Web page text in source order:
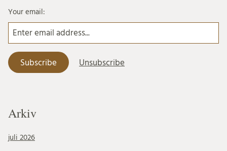
Your email:
Arkiv
juli 2026